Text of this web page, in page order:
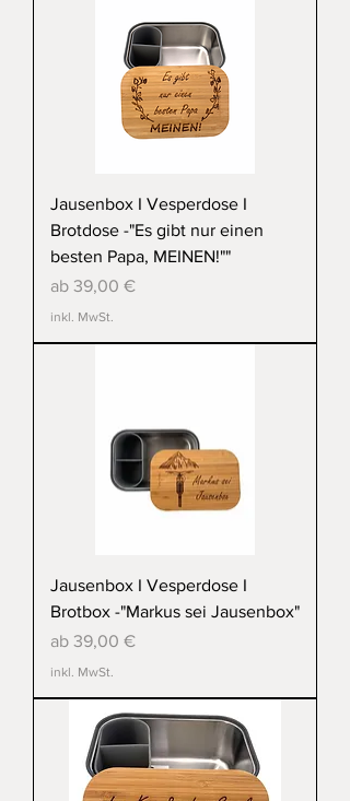
Jausenbox I Vesperdose I
Brotdose -"Es gibt nur einen
besten Papa, MEINEN!""
ab 39,00 €
Sale-Preis
inkl. MwSt.
Jausenbox I Vesperdose I
Brotbox -"Markus sei Jausenbox"
ab 39,00 €
Sale-Preis
inkl. MwSt.